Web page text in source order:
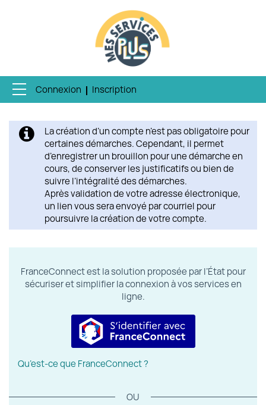
Connexion Inscription
Ouvrir le menu
MES DEMANDES
MON PROFIL
ENQUÊTE QUALITÉ
La création d’un compte n’est pas obligatoire pour
certaines démarches. Cependant, il permet
d’enregistrer un brouillon pour une démarche en
cours, de conserver les justificatifs ou bien de
suivre l’intégralité des démarches.
Après validation de votre adresse électronique,
un lien vous sera envoyé par courriel pour
poursuivre la création de votre compte.
FranceConnect est la solution proposée par l’État pour
sécuriser et simplifier la connexion à vos services en
ligne.
S’identifier avec FranceConnect
Qu’est-ce que FranceConnect ?